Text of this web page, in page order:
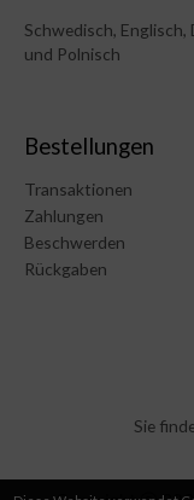
Schwedisch, Englisch,
und Polnisch
Bestellungen
Transaktionen
Zahlungen
Beschwerden
Rückgaben
Sie